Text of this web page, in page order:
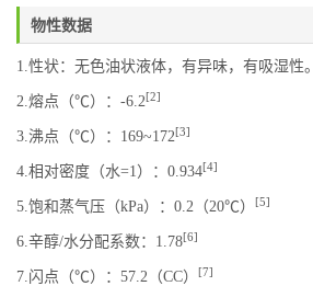
物性数据
1.性状：无色油状液体，有异味，有吸湿性。
2.熔点（℃）：-6.2[2]
3.沸点（℃）：169~172[3]
4.相对密度（水=1）：0.934[4]
5.饱和蒸气压（kPa）：0.2（20℃） [5]
6.辛醇/水分配系数：1.78[6]
7.闪点（℃）：57.2（CC） [7]